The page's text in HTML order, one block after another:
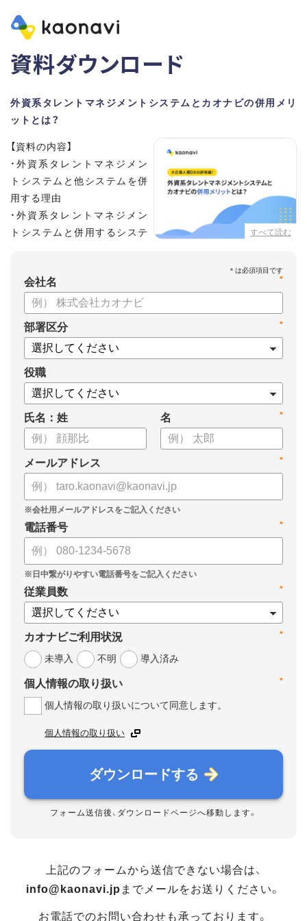
資料ダウンロード
外資系タレントマネジメントシステムとカオナビの併用メリ
ットとは？
すべて読む
【資料の内容】
・外資系タレントマネジメン
トシステムと他システムを併
用する理由
・外資系タレントマネジメン
トシステムと併用するシステ
・お客さまの声
*
会社名
*
部署区分
役職
氏名：姓 *
名
*
メールアドレス
*
電話番号
*
従業員数
*
カオナビご利用状況
未導入
不明 導入済み
*
個人情報の取り扱い
個人情報の取り扱いについて同意します。
個人情報の取り扱い
ダウンロードする
フォーム送信後、ダウンロードページへ移動します。
上記のフォームから送信できない場合は、
info@kaonavi.jp までメールをお送りください。
お電話でのお問い合わせも承っております。